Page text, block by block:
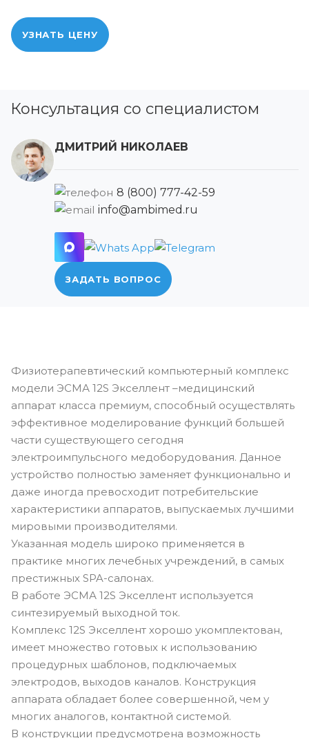
УЗНАТЬ ЦЕНУ
Консультация со специалистом
ДМИТРИЙ НИКОЛАЕВ
8 (800) 777-42-59
info@ambimed.ru
ЗАДАТЬ ВОПРОС
Физиотерапевтический компьютерный комплекс
модели ЭСМА 12S Экселлент –медицинский
аппарат класса премиум, способный осуществлять
эффективное моделирование функций большей
части существующего сегодня
электроимпульсного медоборудования. Данное
устройство полностью заменяет функционально и
даже иногда превосходит потребительские
характеристики аппаратов, выпускаемых лучшими
мировыми производителями.
Указанная модель широко применяется в
практике многих лечебных учреждений, в самых
престижных SPA-салонах.
В работе ЭСМА 12S Экселлент используется
синтезируемый выходной ток.
Комплекс 12S Экселлент хорошо укомплектован,
имеет множество готовых к использованию
процедурных шаблонов, подключаемых
электродов, выходов каналов. Конструкция
аппарата обладает более совершенной, чем у
многих аналогов, контактной системой.
В конструкции предусмотрена возможность